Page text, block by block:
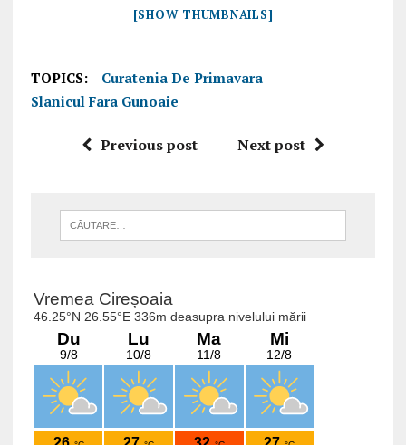
[SHOW THUMBNAILS]
TOPICS:
Curatenia De Primavara
Slanicul Fara Gunoaie
Previous post Next post